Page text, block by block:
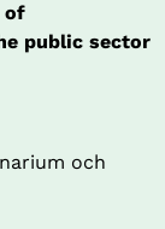
of
public sector
och